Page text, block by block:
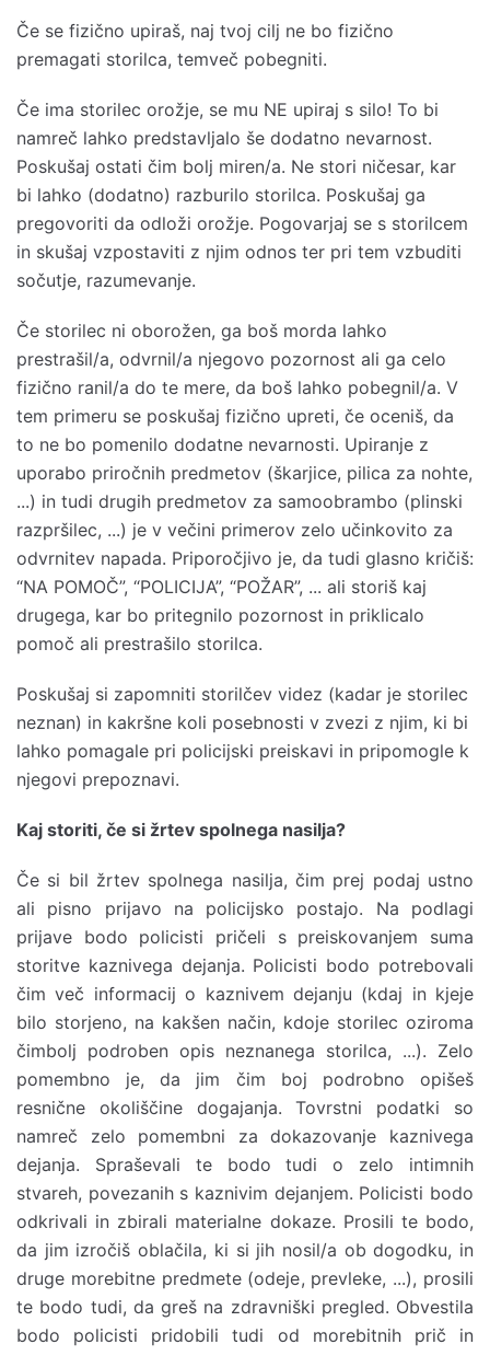
Če se fizično upiraš, naj tvoj cilj ne bo fizično
premagati storilca, temveč pobegniti.
Če ima storilec orožje, se mu NE upiraj s silo! To bi
namreč lahko predstavljalo še dodatno nevarnost.
Poskušaj ostati čim bolj miren/a. Ne stori ničesar, kar
bi lahko (dodatno) razburilo storilca. Poskušaj ga
pregovoriti da odloži orožje. Pogovarjaj se s storilcem
in skušaj vzpostaviti z njim odnos ter pri tem vzbuditi
sočutje, razumevanje.
Če storilec ni oborožen, ga boš morda lahko
prestrašil/a, odvrnil/a njegovo pozornost ali ga celo
fizično ranil/a do te mere, da boš lahko pobegnil/a. V
tem primeru se poskušaj fizično upreti, če oceniš, da
to ne bo pomenilo dodatne nevarnosti. Upiranje z
uporabo priročnih predmetov (škarjice, pilica za nohte,
...) in tudi drugih predmetov za samoobrambo (plinski
razpršilec, ...) je v večini primerov zelo učinkovito za
odvrnitev napada. Priporočjivo je, da tudi glasno kričiš:
“NA POMOČ”, “POLICIJA”, “POŽAR”, ... ali storiš kaj
drugega, kar bo pritegnilo pozornost in priklicalo
pomoč ali prestrašilo storilca.
Poskušaj si zapomniti storilčev videz (kadar je storilec
neznan) in kakršne koli posebnosti v zvezi z njim, ki bi
lahko pomagale pri policijski preiskavi in pripomogle k
njegovi prepoznavi.
Kaj storiti, če si žrtev spolnega nasilja?
Če si bil žrtev spolnega nasilja, čim prej podaj ustno
ali pisno prijavo na policijsko postajo. Na podlagi
prijave bodo policisti pričeli s preiskovanjem suma
storitve kaznivega dejanja. Policisti bodo potrebovali
čim več informacij o kaznivem dejanju (kdaj in kjeje
bilo storjeno, na kakšen način, kdoje storilec oziroma
čimbolj podroben opis neznanega storilca, ...). Zelo
pomembno je, da jim čim boj podrobno opišeš
resnične okoliščine dogajanja. Tovrstni podatki so
namreč zelo pomembni za dokazovanje kaznivega
dejanja. Spraševali te bodo tudi o zelo intimnih
stvareh, povezanih s kaznivim dejanjem. Policisti bodo
odkrivali in zbirali materialne dokaze. Prosili te bodo,
da jim izročiš oblačila, ki si jih nosil/a ob dogodku, in
druge morebitne predmete (odeje, prevleke, ...), prosili
te bodo tudi, da greš na zdravniški pregled. Obvestila
bodo policisti pridobili tudi od morebitnih prič in